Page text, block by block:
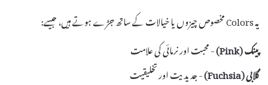
یہ Colors مخصوص چیزوں یا خیالات کے ساتھ جڑے ہوتے ہیں، جیسے:
پینک (Pink)
- محبت اور نرمائی کی علامت
گلابی (Fuchsia)
- جدیدیت اور تخلیقیت